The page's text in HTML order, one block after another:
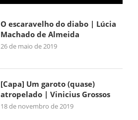
O escaravelho do diabo | Lúcia
Machado de Almeida
26 de maio de 2019
[Capa] Um garoto (quase)
atropelado | Vinicius Grossos
18 de novembro de 2019